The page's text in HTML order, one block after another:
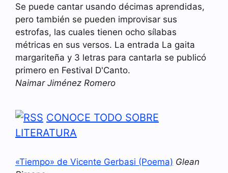
Se puede cantar usando décimas aprendidas,
pero también se pueden improvisar sus
estrofas, las cuales tienen ocho sílabas
métricas en sus versos. La entrada La gaita
margariteña y 3 letras para cantarla se publicó
primero en Festival D'Canto.
Naimar Jiménez Romero
CONOCE TODO SOBRE
LITERATURA
«Tiempo» de Vicente Gerbasi (Poema) Glean